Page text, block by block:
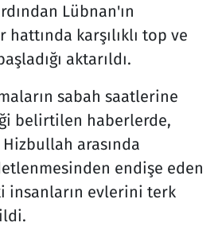
Lübnan'ın
hattında karşılıklı top ve
aktarıldı.
sabah saatlerine
belirtilen haberlerde,
arasında
endişe eden
insanların evlerini terk